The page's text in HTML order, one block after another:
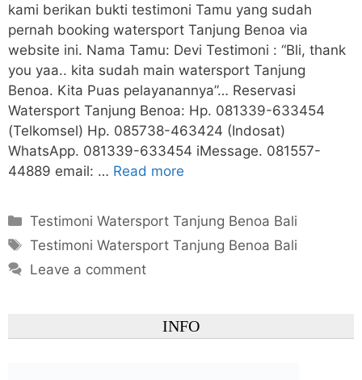
kami berikan bukti testimoni Tamu yang sudah
pernah booking watersport Tanjung Benoa via
website ini. Nama Tamu: Devi Testimoni : “Bli, thank
you yaa.. kita sudah main watersport Tanjung
Benoa. Kita Puas pelayanannya”… Reservasi
Watersport Tanjung Benoa: Hp. 081339-633454
(Telkomsel) Hp. 085738-463424 (Indosat)
WhatsApp. 081339-633454 iMessage. 081557-
44889 email: … Read more
Categories
Testimoni Watersport Tanjung Benoa Bali
Tags
Testimoni Watersport Tanjung Benoa Bali
Leave a comment
INFO